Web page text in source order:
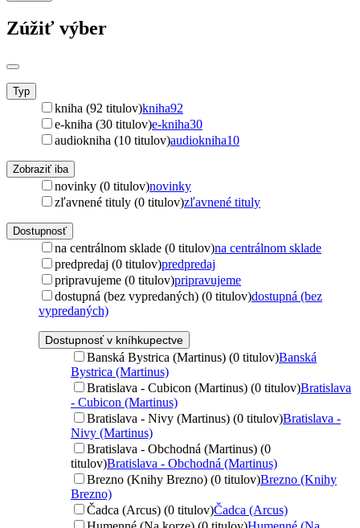
Zúžiť výber
Typ
kniha (92 titulov)kniha92
e-kniha (30 titulov)e-kniha30
audiokniha (10 titulov)audiokniha10
Zobraziť iba
novinky (0 titulov)novinky
zľavnené tituly (0 titulov)zľavnené tituly
Dostupnosť
na centrálnom sklade (0 titulov)na centrálnom sklade
predpredaj (0 titulov)predpredaj
pripravujeme (0 titulov)pripravujeme
dostupná (bez vypredaných) (0 titulov)dostupná (bez
vypredaných)
Dostupnosť v kníhkupectve
Banská Bystrica (Martinus) (0 titulov)Banská
Bystrica (Martinus)
Bratislava - Cubicon (Martinus) (0 titulov)Bratislava
- Cubicon (Martinus)
Bratislava - Nivy (Martinus) (0 titulov)Bratislava -
Nivy (Martinus)
Bratislava - Obchodná (Martinus) (0
titulov)Bratislava - Obchodná (Martinus)
Brezno (Knihy Brezno) (0 titulov)Brezno (Knihy
Brezno)
Čadca (Arcus) (0 titulov)Čadca (Arcus)